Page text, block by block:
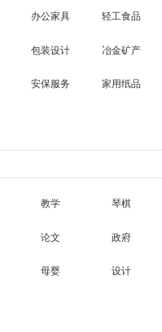
办公家具 轻工食品
包装设计 冶金矿产
安保服务 家用纸品
教学 琴棋
论文 政府
母婴 设计